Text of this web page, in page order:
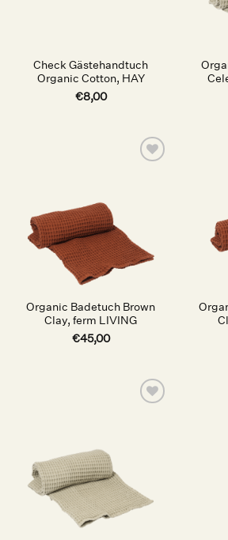
Check Gästehandtuch
Organic Cotton, HAY
€8,00
Organic Badetuch Brown
Clay, ferm LIVING
€45,00